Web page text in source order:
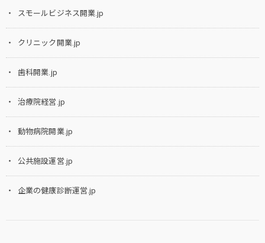
スモールビジネス開業.jp
クリニック開業.jp
歯科開業.jp
治療院経営.jp
動物病院開業.jp
公共施設運営.jp
企業の健康診断運営.jp